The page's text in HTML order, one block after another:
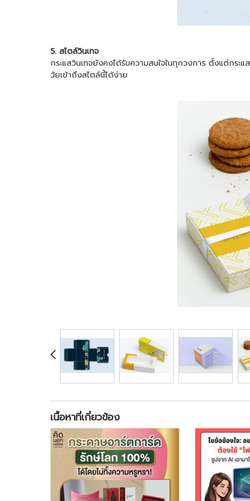
5. สไตล์วินเทจ
กระแสวินเทจยังคงได้รับความสนใจในทุกวงการ ตั้งแต่กร
วัยเข้าถึงสไตล์นี้ได้ง่าย
เนื้อหาที่เกี่ยวข้อง